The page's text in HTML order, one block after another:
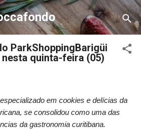
o conteúdo principal
ParkShoppingBarigüi
quinta-feira (05)
em cookies e delícias da
se consolidou como uma das
da gastronomia curitibana.